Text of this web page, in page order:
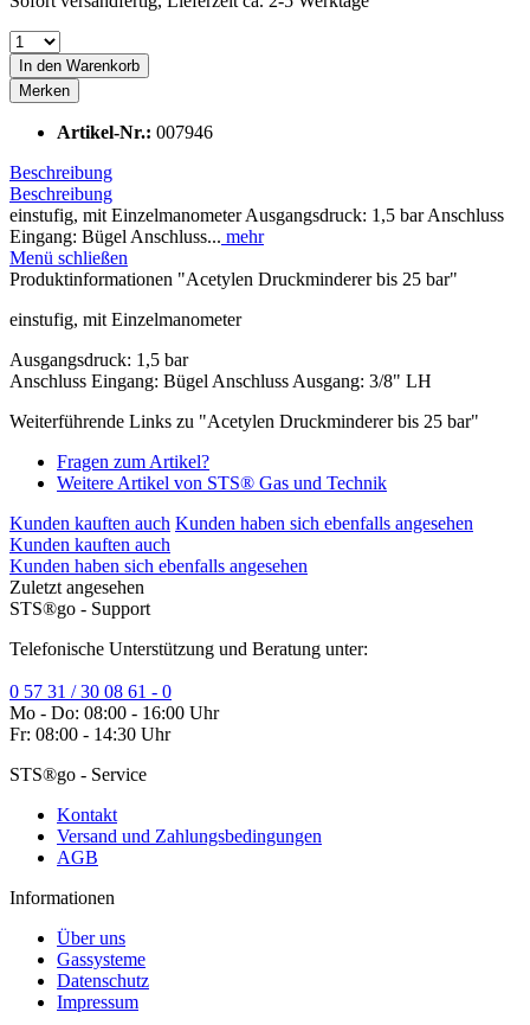
In den Warenkorb
Merken
Artikel-Nr.: 007946
Beschreibung
Beschreibung
einstufig, mit Einzelmanometer Ausgangsdruck: 1,5 bar Anschluss
Eingang: Bügel Anschluss... mehr
Menü schließen
Produktinformationen "Acetylen Druckminderer bis 25 bar"
einstufig, mit Einzelmanometer
Ausgangsdruck: 1,5 bar
Anschluss Eingang: Bügel Anschluss Ausgang: 3/8" LH
Weiterführende Links zu "Acetylen Druckminderer bis 25 bar"
Fragen zum Artikel?
Weitere Artikel von STS® Gas und Technik
Kunden kauften auch Kunden haben sich ebenfalls angesehen
Kunden kauften auch
Kunden haben sich ebenfalls angesehen
Zuletzt angesehen
STS®go - Support
Telefonische Unterstützung und Beratung unter:
0 57 31 / 30 08 61 - 0
Mo - Do: 08:00 - 16:00 Uhr
Fr: 08:00 - 14:30 Uhr
STS®go - Service
Kontakt
Versand und Zahlungsbedingungen
AGB
Informationen
Über uns
Gassysteme
Datenschutz
Impressum